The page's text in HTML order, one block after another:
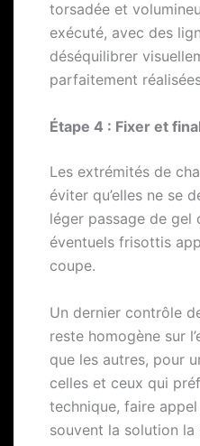
torsadée et
exécuté, avec des
déséquilibrer
parfaitement
Étape 4 : Fixer et
Les extrémités de
éviter qu’elles ne se
léger passage de gel
éventuels frisottis
coupe.
Un dernier contrôle
reste homogène sur
que les autres, pour
celles et ceux qui
technique, faire
souvent la solution